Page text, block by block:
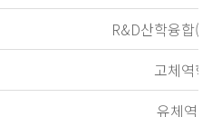
R&D산학융합
고체역
유체역